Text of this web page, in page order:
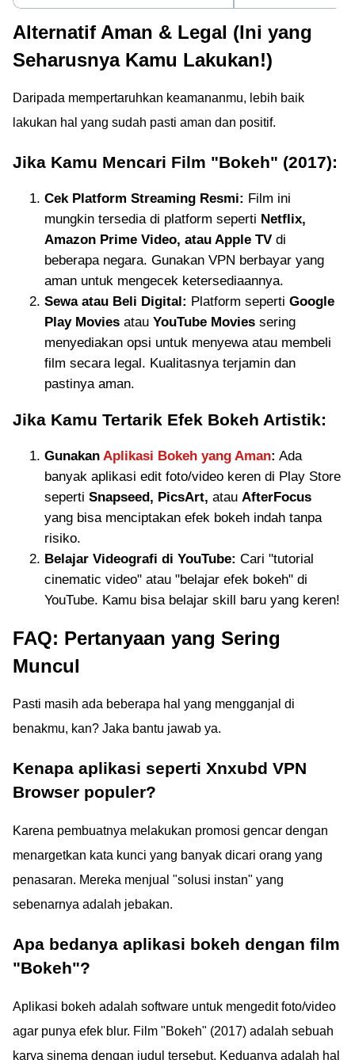
Alternatif Aman & Legal (Ini yang
Seharusnya Kamu Lakukan!)
Daripada mempertaruhkan keamananmu, lebih baik
lakukan hal yang sudah pasti aman dan positif.
Jika Kamu Mencari Film "Bokeh" (2017):
Cek Platform Streaming Resmi: Film ini
mungkin tersedia di platform seperti Netflix,
Amazon Prime Video, atau Apple TV di
beberapa negara. Gunakan VPN berbayar yang
aman untuk mengecek ketersediaannya.
Sewa atau Beli Digital: Platform seperti Google
Play Movies atau YouTube Movies sering
menyediakan opsi untuk menyewa atau membeli
film secara legal. Kualitasnya terjamin dan
pastinya aman.
Jika Kamu Tertarik Efek Bokeh Artistik:
Gunakan Aplikasi Bokeh yang Aman: Ada
banyak aplikasi edit foto/video keren di Play Store
seperti Snapseed, PicsArt, atau AfterFocus
yang bisa menciptakan efek bokeh indah tanpa
risiko.
Belajar Videografi di YouTube: Cari "tutorial
cinematic video" atau "belajar efek bokeh" di
YouTube. Kamu bisa belajar skill baru yang keren!
FAQ: Pertanyaan yang Sering
Muncul
Pasti masih ada beberapa hal yang mengganjal di
benakmu, kan? Jaka bantu jawab ya.
Kenapa aplikasi seperti Xnxubd VPN
Browser populer?
Karena pembuatnya melakukan promosi gencar dengan
menargetkan kata kunci yang banyak dicari orang yang
penasaran. Mereka menjual "solusi instan" yang
sebenarnya adalah jebakan.
Apa bedanya aplikasi bokeh dengan film
"Bokeh"?
Aplikasi bokeh adalah software untuk mengedit foto/video
agar punya efek blur. Film "Bokeh" (2017) adalah sebuah
karya sinema dengan judul tersebut. Keduanya adalah hal